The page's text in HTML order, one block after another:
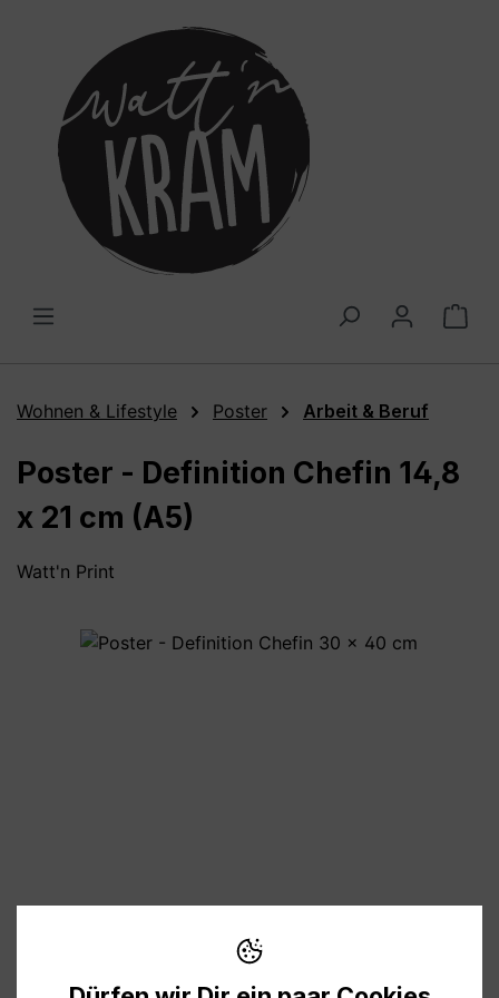
Wohnen & Lifestyle Poster Arbeit & Beruf
Poster - Definition Chefin 14,8
x 21 cm (A5)
Watt'n Print
Bildergalerie überspringen
Preise inkl. MwSt. zzgl. Versandkosten